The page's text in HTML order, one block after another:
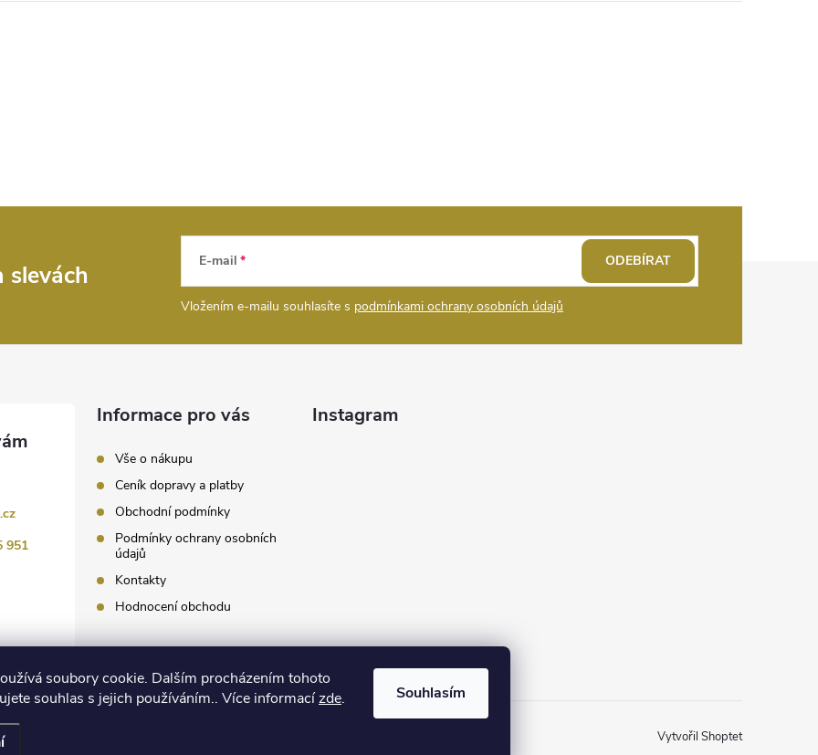
soubory cookie. Dalším procházením tohoto
souhlas s jejich používáním.. Více informacízde. Souhlasím
slevách E-mail
Vložením e-mailu souhlasíte s podmínkami ochrany osobních údajů
ODEBÍRAT
951
Informace pro vás
Vše o nákupu
Ceník dopravy a platby
Obchodní podmínky
Podmínky ochrany osobních
údajů
Kontakty
Hodnocení obchodu
Instagram
Sledovat na Instagramu
Vytvořil Shoptet
cookies